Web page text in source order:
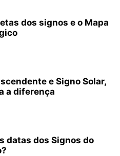
dos signos e o Mapa
e Signo Solar,
a diferença
datas dos Signos do